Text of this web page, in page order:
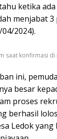
ketika
menjabat
2024).
saat konfirmasi di
ini,
besar
proses
berhasil
Ledok